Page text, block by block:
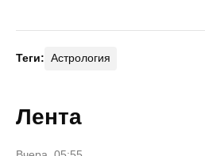
Теги: Астрология
Лента